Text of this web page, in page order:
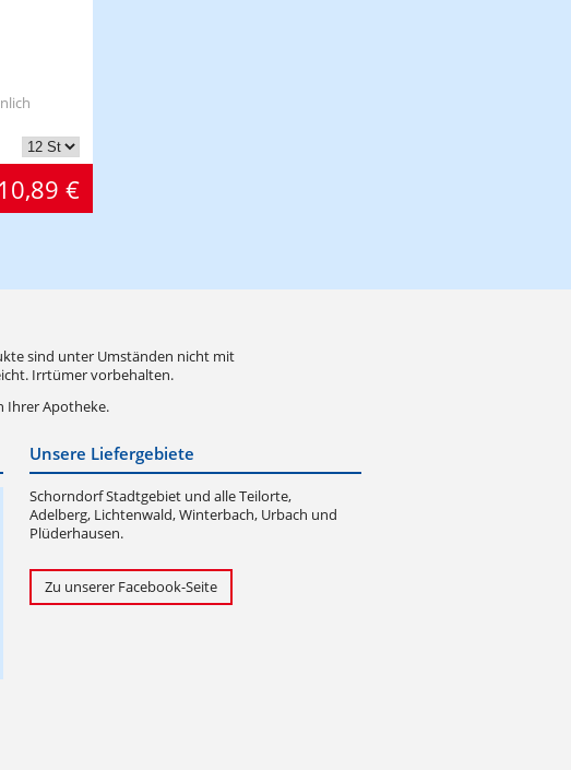
10,89 €
sind unter Umständen nicht mit
Irrtümer vorbehalten.
Ihrer Apotheke.
Unsere Liefergebiete
Schorndorf Stadtgebiet und alle Teilorte,
Adelberg, Lichtenwald, Winterbach, Urbach und
Plüderhausen.
Zu unserer Facebook-Seite